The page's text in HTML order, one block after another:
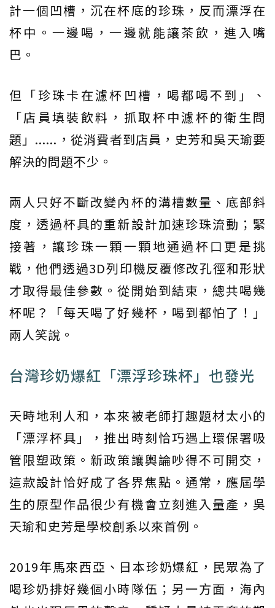
計一個凹槽，沉在杯底的珍珠，反而漂浮在
杯中。一邊喝，一邊就能讓茶飲，進入嘴
巴。
但「珍珠卡在濾杯凹槽，喝都喝不到」、
「店員填裝飲料，抓取杯中濾杯的衛生問
題」......，從消費者到店員，史芳和吳天瑜要
解決的問題不少。
兩人只好不斷改變內杯的溝槽數量、底部斜
度，透過杯具的重新設計加速珍珠流動；緊
接著，讓珍珠一顆一顆地通過杯口更是挑
戰，他們透過3D列印機反覆修改孔徑和形狀
才取得最佳參數。從開始到結束，總共喝幾
杯呢？「每天喝了好幾杯，喝到都怕了！」
兩人笑說。
台灣珍奶爆紅「漂浮珍珠杯」也發光
天時地利人和，本來被老師打趣題材太小的
「漂浮杯具」，推出時刻恰巧遇上環保署吸
管限塑政策。新政策讓輿論吵得不可開交，
這款設計恰好成了各界焦點。通常，應屆學
生的原型作品很少有機會立刻進入量產，吳
天瑜和史芳是學校創系以來首例。
2019年馬來西亞、日本珍奶爆紅，民眾為了
喝珍奶排好幾個小時隊伍；另一方面，海內